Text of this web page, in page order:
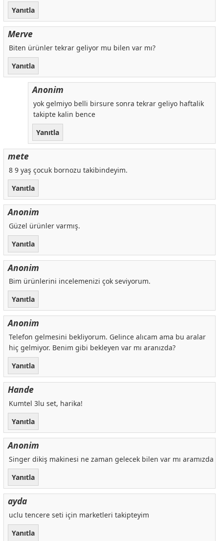
Yanıtla
Merve
Biten ürünler tekrar geliyor mu bilen var mı?
Yanıtla
Anonim
yok gelmiyo belli birsure sonra tekrar geliyo haftalik
takipte kalin bence
Yanıtla
mete
8 9 yaş çocuk bornozu takibindeyim.
Yanıtla
Anonim
Güzel ürünler varmış.
Yanıtla
Anonim
Bim ürünlerini incelemenizi çok seviyorum.
Yanıtla
Anonim
Telefon gelmesini bekliyorum. Gelince alıcam ama bu aralar
hiç gelmiyor. Benim gibi bekleyen var mı aranızda?
Yanıtla
Hande
Kumtel 3lu set, harika!
Yanıtla
Anonim
Singer dikiş makinesi ne zaman gelecek bilen var mı aramızda
Yanıtla
ayda
uclu tencere seti için marketleri takipteyim
Yanıtla